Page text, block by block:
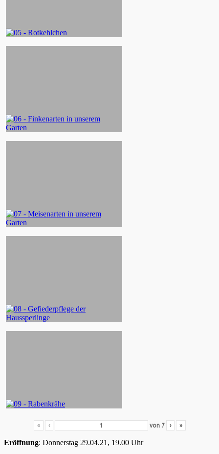
« ‹ von 7 › »
Eröffnung: Donnerstag 29.04.21, 19.00 Uhr